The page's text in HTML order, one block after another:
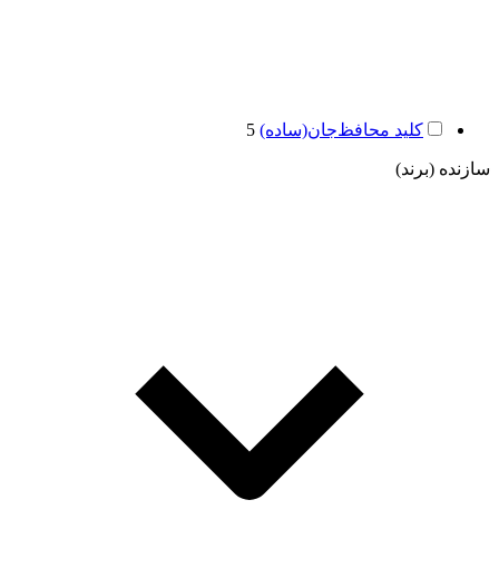
کلید محافظ‌جان(ساده) 5
سازنده (برند)